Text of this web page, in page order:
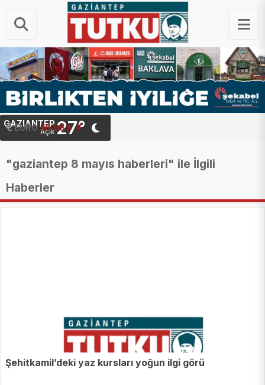
EURO 55.06 ₺
STERLIN 64.34 ₺
GAZIANTEP
Açık27°
"gaziantep 8 mayıs haberleri" ile İlgili
Haberler
Şehitkamil’deki yaz kursları yoğun ilgi görü